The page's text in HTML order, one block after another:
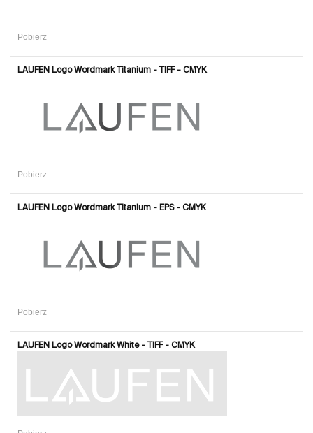
Pobierz
LAUFEN Logo Wordmark Titanium - TIFF - CMYK
Pobierz
LAUFEN Logo Wordmark Titanium - EPS - CMYK
Pobierz
LAUFEN Logo Wordmark White - TIFF - CMYK